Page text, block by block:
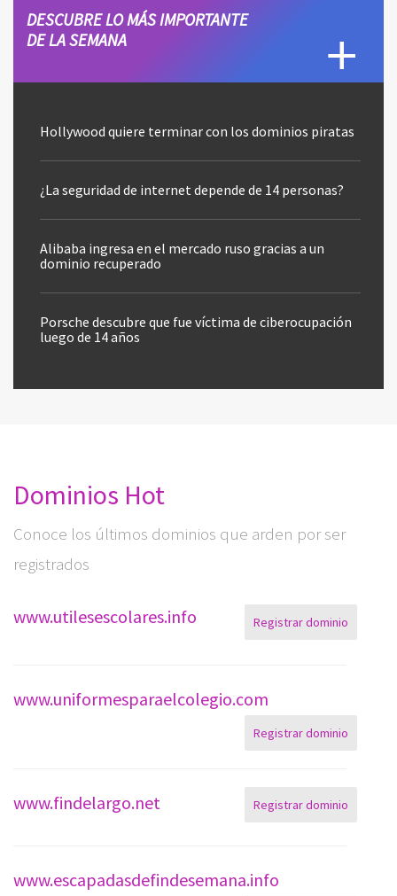
DESCUBRE LO MÁS IMPORTANTE
DE LA SEMANA
Hollywood quiere terminar con los dominios piratas
¿La seguridad de internet depende de 14 personas?
Alibaba ingresa en el mercado ruso gracias a un
dominio recuperado
Porsche descubre que fue víctima de ciberocupación
luego de 14 años
Dominios Hot
Conoce los últimos dominios que arden por ser
registrados
www.utilesescolares.info Registrar dominio
www.uniformesparaelcolegio.com
Registrar dominio
www.findelargo.net Registrar dominio
www.escapadasdefindesemana.info